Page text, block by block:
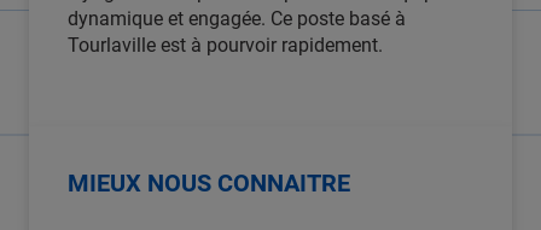
dynamique et engagée. Ce poste basé à
Tourlaville est à pourvoir rapidement.
MIEUX NOUS CONNAITRE